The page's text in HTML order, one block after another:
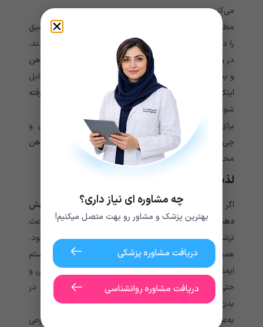
می‌کند.
مطالعات نشان داده شرکت‌کنندگان، پس از اینکه تنفس عمیق
را در برنامه خود قرار دادند، با کاهش کورتیزول مواجه شدند.
در واقع، هر نوع تمرینی که تأکید زیادی بر تنفس و ارتباط ذهن
و بدن داشته باشد، می‌تواند به عنوان پاسخی مؤثر در مقابل
اینکه
چگونه هورمون کورتیزول را کاهش دهیم
، در نظر گرفته
شود.
برای مثال، تمرین‌هایی نظیر مدیتیشن، یوگا، تای چی و
چی‌گونگ، بهترین نوع تمرینات تنفس برای آرام کردن ذهن
محسوب می‌شوند.
لذت ببرید و بخندید!
اگر می‌خواهید بدانید کهچگونه سطح کورتیزول را کاهش
دهیم
، باید بگوییم که تفریح کنید و بخندید! خندیدن باعث
ترشح اندورفین و سرکوب هورمون‌های استرس می‌شود.
همچنین خنده با خلق‌وخوی بهتر، کاهش فشار خون و سیستم
ایمنی قوی‌تر مرتبط است. جالب اینجا است که خنده واقعی و
حتی اجباری نیز می‌تواند منجر به کاهش سطح کورتیزول در
بدن شود!
به‌عنوان‌مثال، مطالعات نشان داده‌اند که خندیدن یوگا (نوعی
چه مشاوره ای نیاز داری؟
بهترین پزشک و مشاور رو بهت متصل میکنیم!
دریافت مشاوره پزشکی
دریافت مشاوره روانشناسی